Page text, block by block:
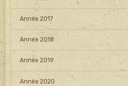
Année 2017
Année 2018
Année 2019
Année 2020